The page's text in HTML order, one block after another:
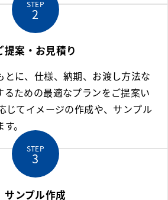
STEP
提案・お見積り
とに、仕様、納期、お渡し方法な
るための最適なプランをご提案い
じてイメージの作成や、サンプル
。
STEP
サンプル作成